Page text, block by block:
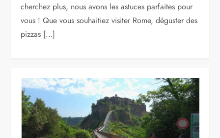
cherchez plus, nous avons les astuces parfaites pour
vous ! Que vous souhaitiez visiter Rome, déguster des
pizzas […]